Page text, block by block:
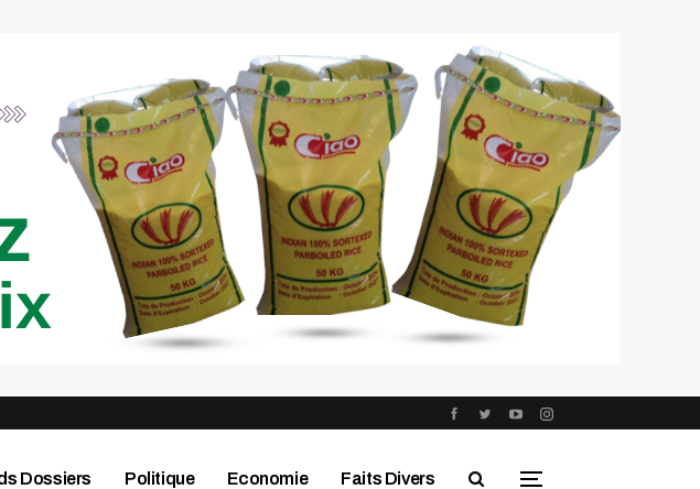
Dossiers Politique Economie Faits Divers